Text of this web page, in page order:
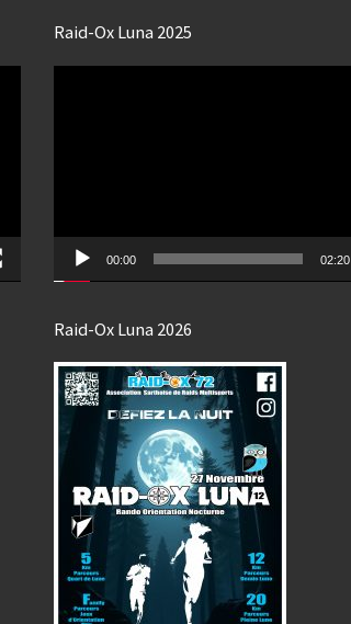
Raid-Ox Luna 2025
00:00 02:20
Raid-Ox Luna 2026